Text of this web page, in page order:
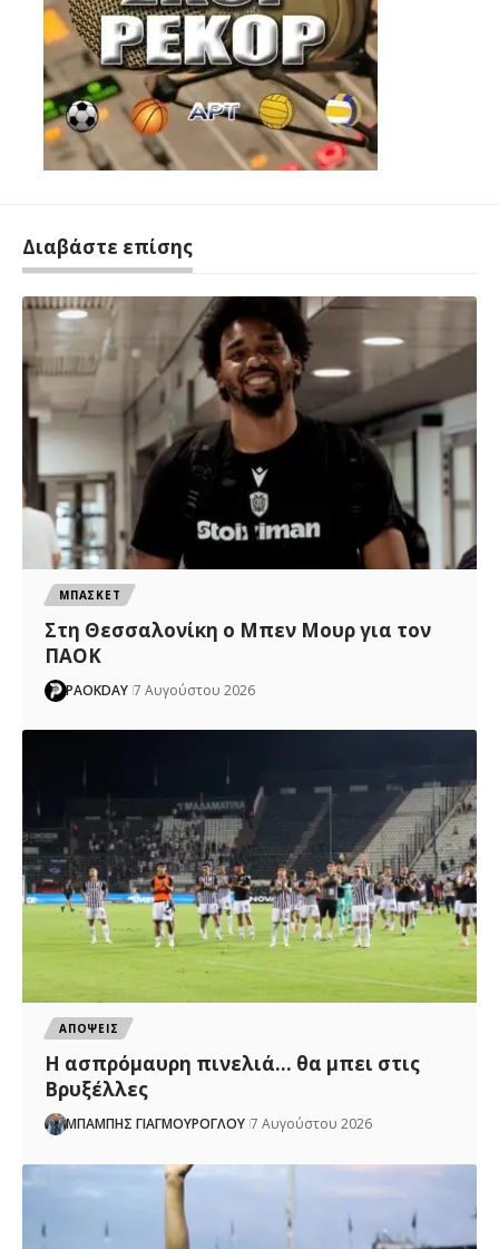
Διαβάστε επίσης
ΜΠΑΣΚΕΤ
Στη Θεσσαλονίκη ο Μπεν Μουρ για τον
ΠΑΟΚ
PAOKDAY 7 Αυγούστου 2026
ΑΠΟΨΕΙΣ
Η ασπρόμαυρη πινελιά… θα μπει στις
Βρυξέλλες
ΜΠΑΜΠΗΣ ΓΙΑΓΜΟΥΡΟΓΛΟΥ 7 Αυγούστου 2026